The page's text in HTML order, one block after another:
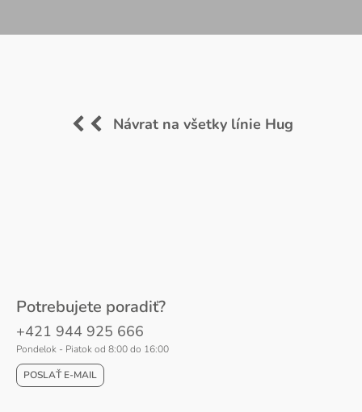
Návrat na všetky línie Hug
Potrebujete poradiť?
+421 944 925 666
Pondelok - Piatok od 8:00 do 16:00
POSLAŤ E-MAIL